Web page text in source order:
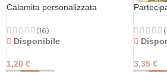
Calamita personalizzata
(16)
Disponibile
1,20 € 3,35 €